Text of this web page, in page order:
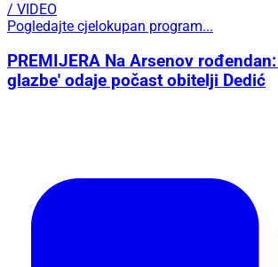
/ VIDEO
Pogledajte cjelokupan program...
PREMIJERA Na Arsenov
glazbe' odaje počast obitelji Dedić